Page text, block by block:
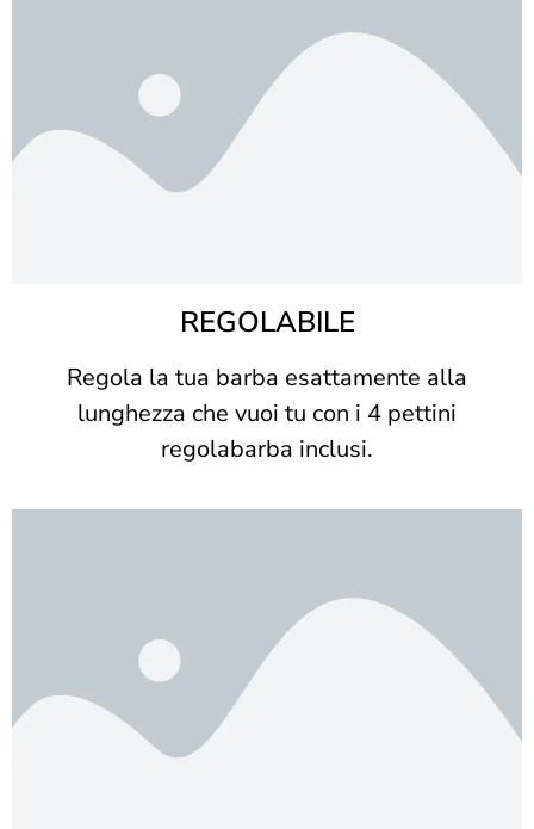
REGOLABILE
Regola la tua barba esattamente alla
lunghezza che vuoi tu con i 4 pettini
regolabarba inclusi.